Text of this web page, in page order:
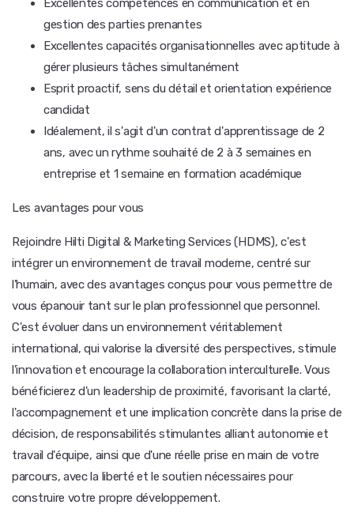
Excellentes compétences en communication et en
gestion des parties prenantes
Excellentes capacités organisationnelles avec aptitude à
gérer plusieurs tâches simultanément
Esprit proactif, sens du détail et orientation expérience
candidat
Idéalement, il s'agit d'un contrat d'apprentissage de 2
ans, avec un rythme souhaité de 2 à 3 semaines en
entreprise et 1 semaine en formation académique
Les avantages pour vous
Rejoindre Hilti Digital & Marketing Services (HDMS), c'est
intégrer un environnement de travail moderne, centré sur
l'humain, avec des avantages conçus pour vous permettre de
vous épanouir tant sur le plan professionnel que personnel.
C'est évoluer dans un environnement véritablement
international, qui valorise la diversité des perspectives, stimule
l'innovation et encourage la collaboration interculturelle. Vous
bénéficierez d'un leadership de proximité, favorisant la clarté,
l'accompagnement et une implication concrète dans la prise de
décision, de responsabilités stimulantes alliant autonomie et
travail d'équipe, ainsi que d'une réelle prise en main de votre
parcours, avec la liberté et le soutien nécessaires pour
construire votre propre développement.